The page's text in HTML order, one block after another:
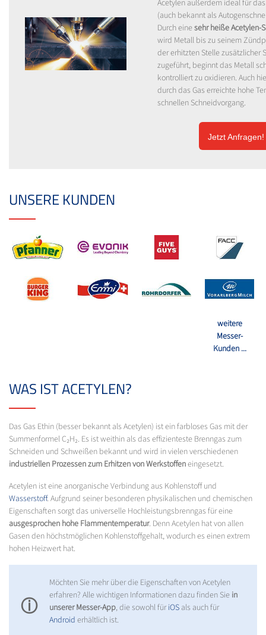
Acetylen außerdem ideal für
(auch bekannt als
Durch eine sehr heiße Acetylen-
wird Metall bis zu seinem
der erhitzten Stelle zusätzlicher
zugeführt, beginnt das Metall
kontrolliert zu oxidieren. Auch
durch das Gas erreichte hohe
schnellen Schneidvorgang.
Jetzt Anfragen!
UNSERE KUNDEN
weitere
Messer-
Kunden ...
WAS IST ACETYLEN?
Das Gas Ethin (besser bekannt als Acetylen) ist ein farbloses Gas mit der
Summenformel C₂H₂. Es ist weithin als das effizienteste Brenngas zum
Schneiden und Schweißen bekannt und wird in vielen verschiedenen
industriellen Prozessen zum Erhitzen von Werkstoffeneingesetzt.
Acetylen ist eine anorganische Verbindung aus Kohlenstoff und
Wasserstoff. Aufgrund seiner besonderen physikalischen und chemischen
Eigenschaften sorgt das universelle Hochleistungsbrenngas für eine
ausgesprochen hohe Flammentemperatur. Denn Acetylen hat von allen
Gasen den höchstmöglichen Kohlenstoffgehalt, wodurch es einen extrem
hohen Heizwert hat.
ⓘ
Möchten Sie mehr über die Eigenschaften von Acetylen
erfahren? Alle wichtigen Informationen dazu finden Sie in
unserer Messer-App, die sowohl füriOS als auch für
Android erhältlich ist.